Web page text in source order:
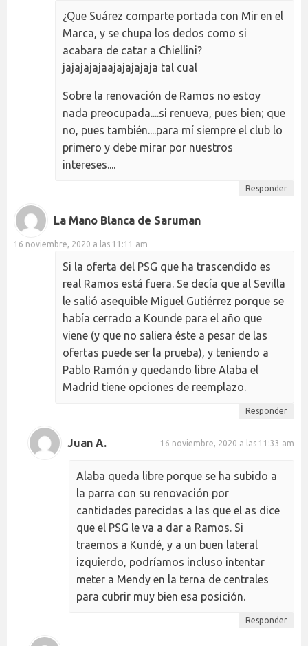
¿Que Suárez comparte portada con Mir en el
Marca, y se chupa los dedos como si
acabara de catar a Chiellini?
jajajajajaajajajajaja tal cual
Sobre la renovación de Ramos no estoy
nada preocupada....si renueva, pues bien; que
no, pues también....para mí siempre el club lo
primero y debe mirar por nuestros
intereses....
Responder
La Mano Blanca de Saruman
16 noviembre, 2020 a las 11:11 am
Si la oferta del PSG que ha trascendido es
real Ramos está fuera. Se decía que al Sevilla
le salió asequible Miguel Gutiérrez porque se
había cerrado a Kounde para el año que
viene (y que no saliera éste a pesar de las
ofertas puede ser la prueba), y teniendo a
Pablo Ramón y quedando libre Alaba el
Madrid tiene opciones de reemplazo.
Responder
Juan A. 16 noviembre, 2020 a las 11:33 am
Alaba queda libre porque se ha subido a
la parra con su renovación por
cantidades parecidas a las que el as dice
que el PSG le va a dar a Ramos. Si
traemos a Kundé, y a un buen lateral
izquierdo, podríamos incluso intentar
meter a Mendy en la terna de centrales
para cubrir muy bien esa posición.
Responder